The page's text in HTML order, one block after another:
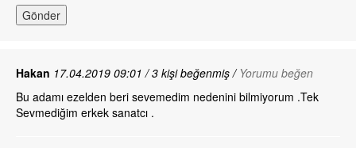
Hakan 17.04.2019 09:01 / 3 kişi beğenmiş / Yorumu beğen
Bu adamı ezelden beri sevemedim nedenini bilmiyorum .Tek
Sevmediğim erkek sanatcı .